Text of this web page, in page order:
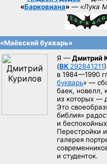
«Барковиана» — «Лука
«Маёвский букварь»
Я —Дмитрий
(ВК 292841211
в 1984—1990
букварь» —
баек, новелл,
из которых —
Это
библия»
и
Перестройки
галерея
и студенток.